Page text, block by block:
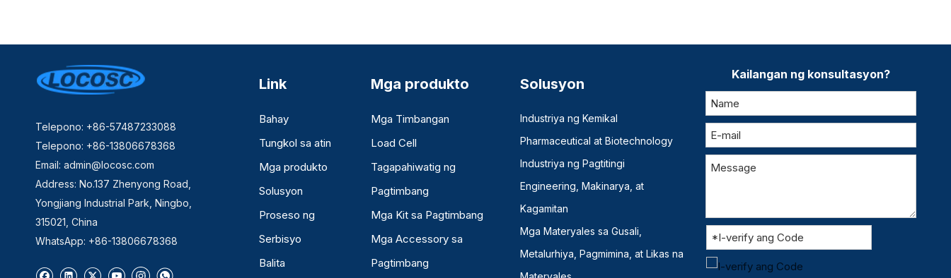
Telepono: +86-57487233088
Telepono: +86-13806678368
Email: admin@locosc.com
Address: No.137 Zhenyong Road,
Yongjiang Industrial Park, Ningbo,
315021, China
WhatsApp: +86-13806678368
Link
Bahay
Tungkol sa atin
Mga produkto
Solusyon
Proseso ng
Serbisyo
Balita
Mga produkto
Mga Timbangan
Load Cell
Tagapahiwatig ng
Pagtimbang
Mga Kit sa Pagtimbang
Mga Accessory sa
Pagtimbang
Solusyon
Industriya ng Kemikal
Pharmaceutical at Biotechnology
Industriya ng Pagtitingi
Engineering, Makinarya, at
Kagamitan
Mga Materyales sa Gusali,
Metalurhiya, Pagmimina, at Likas na
Kailangan ng konsultasyon?